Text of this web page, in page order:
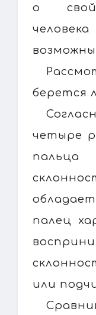
о
берется
четыре
палец
или